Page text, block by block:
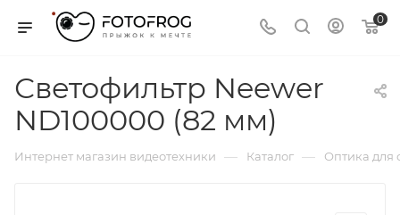
0
Светофильтр Neewer
ND100000 (82 мм)
Интернет магазин видеотехники — Каталог — Оптика для